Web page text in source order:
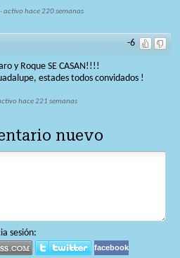
·activo hace 220 semanas
-6
y Roque SE CASAN!!!!
estades todos convidados !
hace 221 semanas
nuevo
sesión:
facebook